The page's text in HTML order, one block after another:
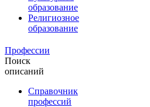
образование
Религиозное
образование
Профессии
Поиск
описаний
Справочник
профессий